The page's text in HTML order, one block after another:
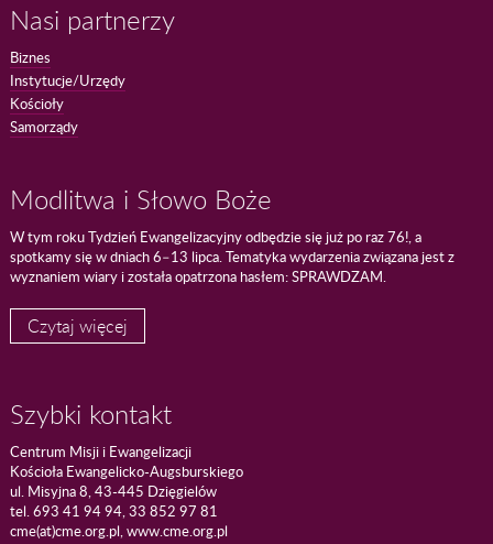
Nasi partnerzy
Biznes
Instytucje/Urzędy
Kościoły
Samorządy
Modlitwa i Słowo Boże
W tym roku Tydzień Ewangelizacyjny odbędzie się już po raz 76!, a
spotkamy się w dniach 6–13 lipca. Tematyka wydarzenia związana jest z
wyznaniem wiary i została opatrzona hasłem: SPRAWDZAM.
Czytaj więcej
Szybki kontakt
Centrum Misji i Ewangelizacji
Kościoła Ewangelicko-Augsburskiego
ul. Misyjna 8, 43-445 Dzięgielów
tel. 693 41 94 94, 33 852 97 81
cme(at)cme.org.pl, www.cme.org.pl